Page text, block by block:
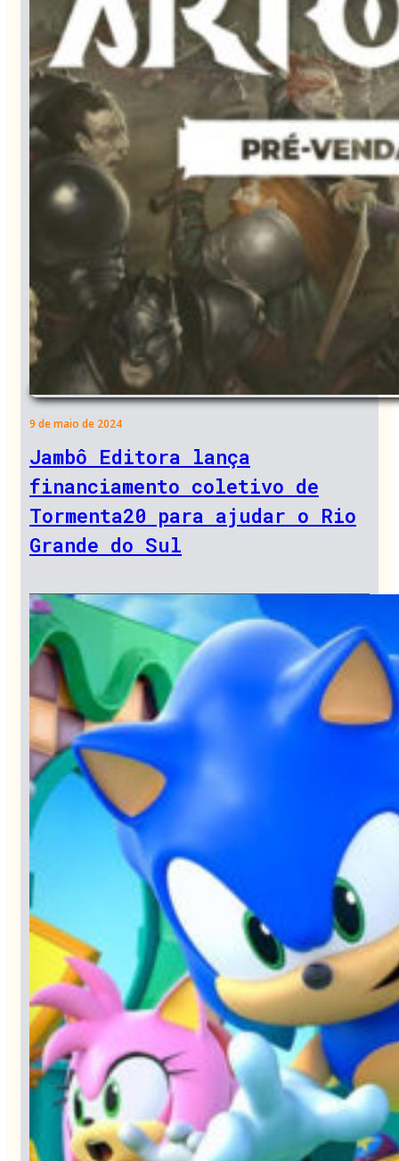
9 de maio de 2024
Jambô Editora lança
financiamento coletivo de
Tormenta20 para ajudar o Rio
Grande do Sul